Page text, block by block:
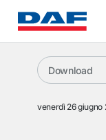
Download
venerdì 26 giugno